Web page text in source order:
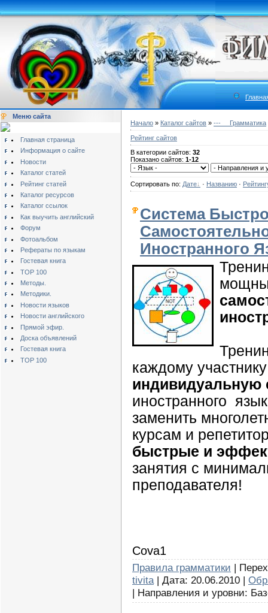
Меню сайта
Главная страница
Информация о сайте
Новости
Каталог статей
Рейтинг статей
Каталог ресурсов
Каталог ссылок
Как выучить английский
Форум
Фотоальбом
Рефераты по языкам
Гостевая книга
TOP 100
Методы.
Методики.
Новости языков
Новости английского
Прямой эфир.
Доска объявлений
Гостевая книга
TOP 100
Начало » Каталог сайтов » ---__ Грамматика
Рейтинг сайтов
В категории сайтов: 32
Показано сайтов: 1-12
Сортировать по: Дате · Названию ·
Система
Иностранного
каждому
индивидуальную
иностранного
заменить
курсам и
быстрые и
занятия с
преподавателя!
Cova1
Правила грамматики |
tivita| Дата: 20.06.2010 |
| Направления и уровни: